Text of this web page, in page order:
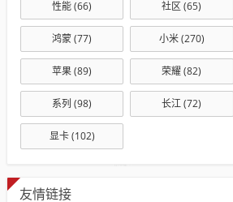
性能(66) 社区 (65)
鸿蒙(77) 小米(270)
苹果(89) 荣耀(82)
系列 (98) 长江(72)
显卡(102)
友情链接